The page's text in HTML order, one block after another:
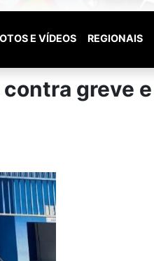
E VÍDEOS REGIONAIS
greve